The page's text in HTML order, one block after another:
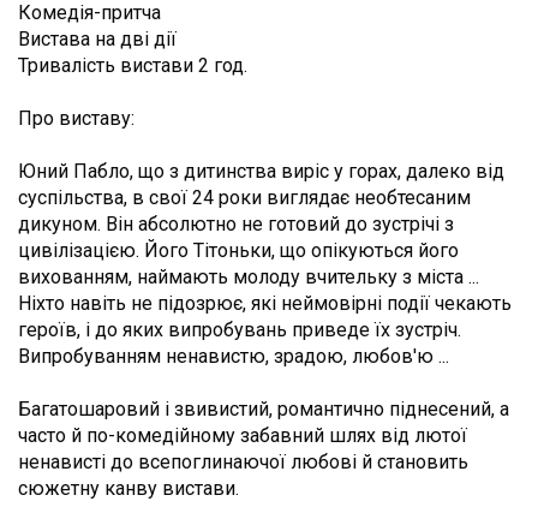
Комедія-притча
Вистава на дві дії
Тривалість вистави 2 год.
Про виставу:
Юний Пабло, що з дитинства виріс у горах, далеко від
суспільства, в свої 24 роки виглядає необтесаним
дикуном. Він абсолютно не готовий до зустрічі з
цивілізацією. Його Тітоньки, що опікуються його
вихованням, наймають молоду вчительку з міста ...
Ніхто навіть не підозрює, які неймовірні події чекають
героїв, і до яких випробувань приведе їх зустріч.
Випробуванням ненавистю, зрадою, любов'ю ...
Багатошаровий і звивистий, романтично піднесений, а
часто й по-комедійному забавний шлях від лютої
ненависті до всепоглинаючої любові й становить
сюжетну канву вистави.